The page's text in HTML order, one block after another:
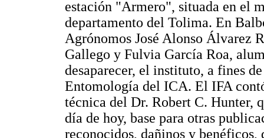
estación "Armero", situada en el
departamento del Tolima. En
Agrónomos José Alonso Álvarez
Gallego y Fulvia García Roa,
desaparecer, el instituto, a fines
Entomología del ICA. El IFA
técnica del Dr. Robert C. Hunter,
día de hoy, base para otras
reconocidos, dañinos y